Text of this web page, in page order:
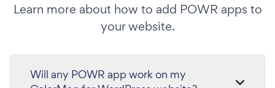
Learn more about how to add POWR apps to
your website.
Will any POWR app work on my